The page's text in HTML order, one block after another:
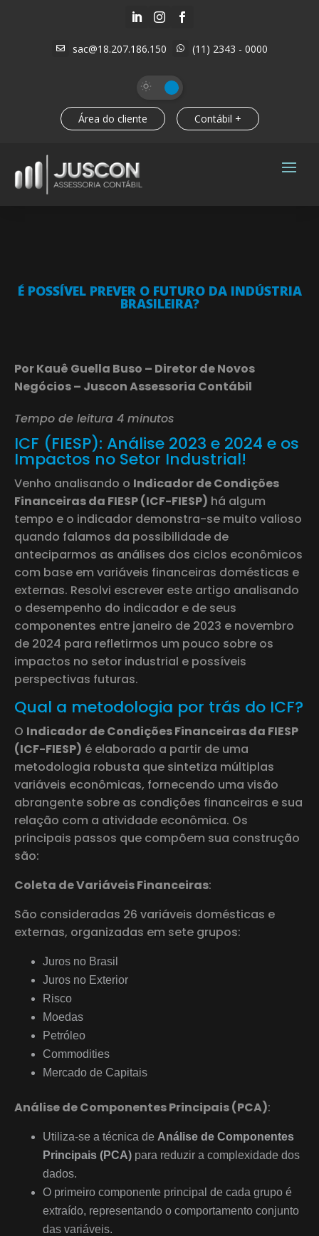
  
 sac@18.207.186.150  (11) 2343 - 0000
Área do cliente Contábil +
É POSSÍVEL PREVER O FUTURO DA INDÚSTRIA
BRASILEIRA?
Por Kauê Guella Buso – Diretor de Novos
Negócios – Juscon Assessoria Contábil
Tempo de leitura 4 minutos
ICF (FIESP): Análise 2023 e 2024 e os
Impactos no Setor Industrial!
Venho analisando o Indicador de Condições
Financeiras da FIESP (ICF-FIESP) há algum
tempo e o indicador demonstra-se muito valioso
quando falamos da possibilidade de
anteciparmos as análises dos ciclos econômicos
com base em variáveis financeiras domésticas e
externas. Resolvi escrever este artigo analisando
o desempenho do indicador e de seus
componentes entre janeiro de 2023 e novembro
de 2024 para refletirmos um pouco sobre os
impactos no setor industrial e possíveis
perspectivas futuras.
Qual a metodologia por trás do ICF?
O Indicador de Condições Financeiras da FIESP
(ICF-FIESP) é elaborado a partir de uma
metodologia robusta que sintetiza múltiplas
variáveis econômicas, fornecendo uma visão
abrangente sobre as condições financeiras e sua
relação com a atividade econômica. Os
principais passos que compõem sua construção
são:
Coleta de Variáveis Financeiras:
São consideradas 26 variáveis domésticas e
externas, organizadas em sete grupos:
Juros no Brasil
Juros no Exterior
Risco
Moedas
Petróleo
Commodities
Mercado de Capitais
Análise de Componentes Principais (PCA):
Utiliza-se a técnica de Análise de Componentes
Principais (PCA) para reduzir a complexidade dos
dados.
O primeiro componente principal de cada grupo é
extraído, representando o comportamento conjunto
das variáveis.